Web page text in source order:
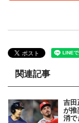
関連記事
吉田
が推
消で